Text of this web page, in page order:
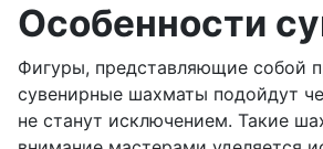
Особенности
Фигуры, представляющие собой
сувенирные шахматы подойдут
не станут исключением. Такие